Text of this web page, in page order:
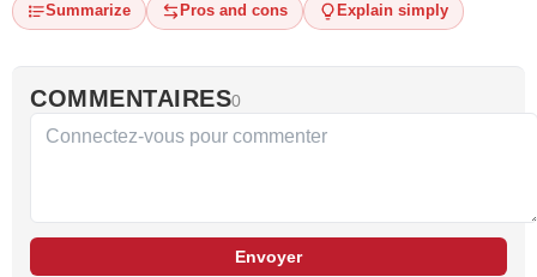
Summarize Pros and cons Explain simply
COMMENTAIRES0
Envoyer